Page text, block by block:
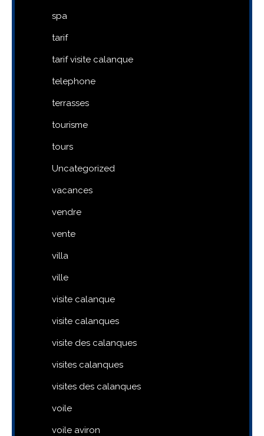
spa
tarif
tarif visite calanque
telephone
terrasses
tourisme
tours
Uncategorized
vacances
vendre
vente
villa
ville
visite calanque
visite calanques
visite des calanques
visites calanques
visites des calanques
voile
voile aviron